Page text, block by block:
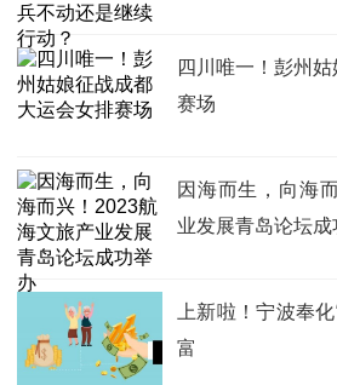
四川唯一！彭州
赛场
因海而生，向海
业发展青岛论坛成
上新啦！宁波奉
富